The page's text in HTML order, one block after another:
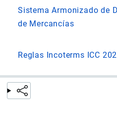
Sistema Armonizado de
de Mercancías
Reglas Incoterms ICC